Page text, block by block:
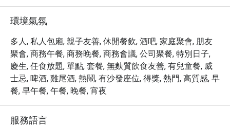
環境氣氛
多人, 私人包廂, 親子友善, 休閒餐飲, 酒吧, 家庭聚會, 朋友
聚會, 商務午餐, 商務晚餐, 商務會議, 公司聚餐, 特別日子,
慶生, 任食放題, 單點, 套餐, 無麩質飲食友善, 有兒童餐, 威
士忌, 啤酒, 雞尾酒, 熱鬧, 有沙發座位, 得獎, 熱門, 高質感, 早
餐, 早午餐, 午餐, 晚餐, 宵夜
服務語言